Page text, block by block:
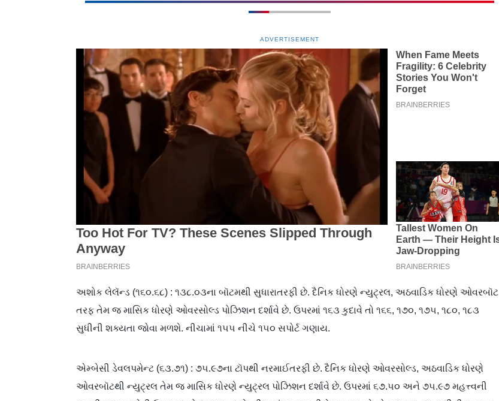
ADVERTISEMENT
અશોક લેલૅન્ડ (૧૬૦.૬૮) : ૧૩૮.૦૩ના બૉટમથી સુધારાતરફી છે. દૈનિક ધોરણે ન્યુટ્રલ, અઠવાડિક ધોરણે ઓવરબૉટ
તરફ તેમ જ માસિક ધોરણે ઓવરસોલ્ડ પોઝિશન દર્શાવે છે. ઉપરમાં ૧૬૩ કુદાવે તો ૧૬૬, ૧૭૦, ૧૭૫, ૧૮૦, ૧૮૩
સુધીની શક્યતા જોવા મળશે. નીચામાં ૧૫૫ નીચે ૧૫૦ સપોર્ટ ગણાય.
એમ્બેસી ડેવલપમેન્ટ (૬૩.૭૧) : ૭૫.૯૭ના ટૉપથી નરમાઈતરફી છે. દૈનિક ધોરણે ઓવરસોલ્ડ, અઠવાડિક ધોરણે
ઓવરબૉટથી ન્યુટ્રલ તેમ જ માસિક ધોરણે ન્યુટ્રલ પોઝિશન દર્શાવે છે. ઉપરમાં ૬૭.૫૦ અને ૭૫.૯૭ મહત્ત્વની